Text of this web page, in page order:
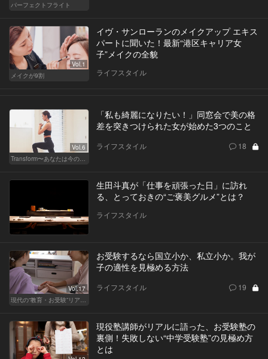
パーフェクトフライト
Vol.1
メイクが9割
イヴ・サンローランのメイクアップ エキス
パートに聞いた！最新“港区キャリア女
子”メイクの全貌
ライフスタイル
Vol.6
Transform〜あなたは今の自分に満足してますか？〜
「私も綺麗になりたい！」同窓会で美の格
差を突きつけられた女が始めた3つのこと
ライフスタイル 18
生田斗真が「仕事を頑張った日」に訪れ
る、とっておきの“ご褒美グルメ”とは？
ライフスタイル
Vol.17
現代の“教育・お受験”リアルドキュメント
お受験するなら国立小か、私立小か。我が
子の適性を見極める方法
ライフスタイル 19
現役塾講師がリアルに語った、お受験塾の
裏側！失敗しない“中学受験塾”の見極め方
とは